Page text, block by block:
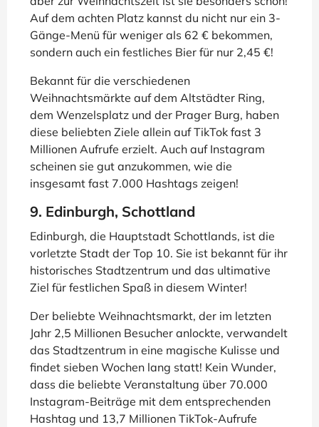
Auf dem achten Platz kannst du nicht nur ein 3-
Gänge-Menü für weniger als 62 € bekommen,
sondern auch ein festliches Bier für nur 2,45 €!
Bekannt für die verschiedenen
Weihnachtsmärkte auf dem Altstädter Ring,
dem Wenzelsplatz und der Prager Burg, haben
diese beliebten Ziele allein auf TikTok fast 3
Millionen Aufrufe erzielt. Auch auf Instagram
scheinen sie gut anzukommen, wie die
insgesamt fast 7.000 Hashtags zeigen!
9. Edinburgh, Schottland
Edinburgh, die Hauptstadt Schottlands, ist die
vorletzte Stadt der Top 10. Sie ist bekannt für ihr
historisches Stadtzentrum und das ultimative
Ziel für festlichen Spaß in diesem Winter!
Der beliebte Weihnachtsmarkt, der im letzten
Jahr 2,5 Millionen Besucher anlockte, verwandelt
das Stadtzentrum in eine magische Kulisse und
findet sieben Wochen lang statt! Kein Wunder,
dass die beliebte Veranstaltung über 70.000
Instagram-Beiträge mit dem entsprechenden
Hashtag und 13,7 Millionen TikTok-Aufrufe